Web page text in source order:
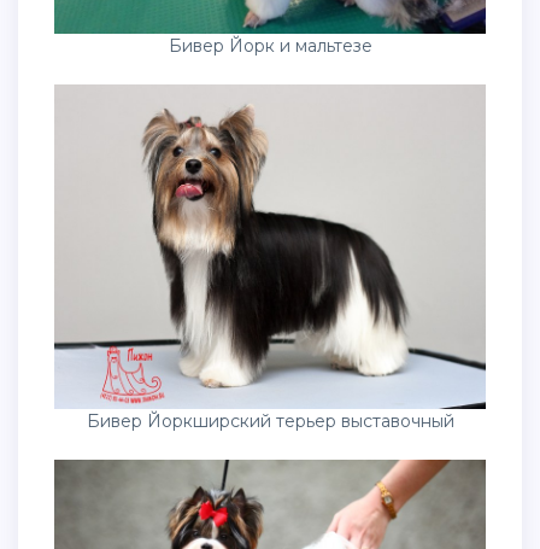
Бивер Йорк и мальтезе
Бивер Йоркширский терьер выставочный